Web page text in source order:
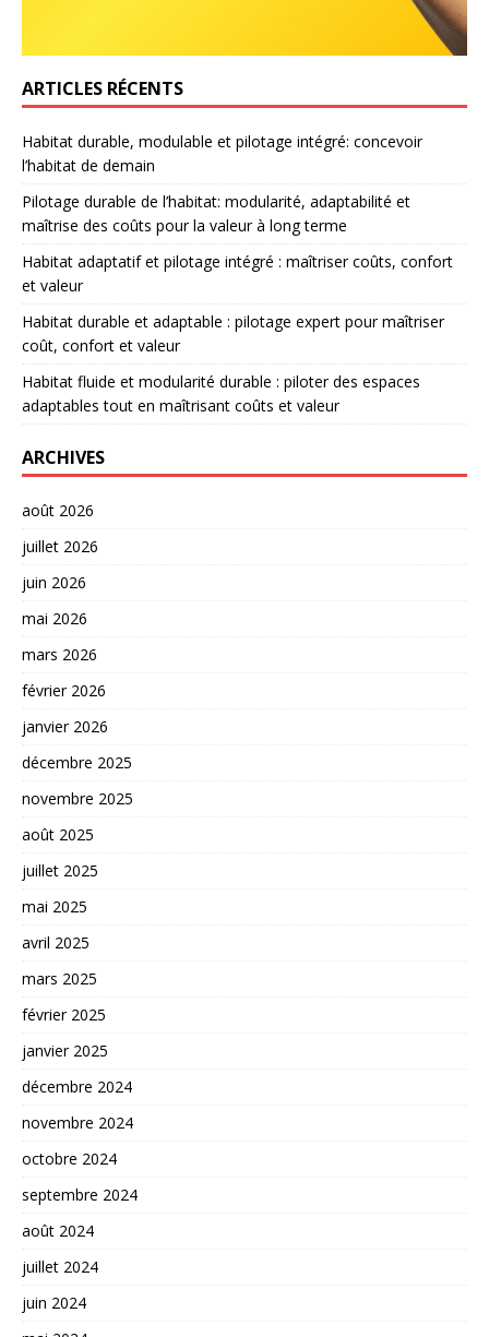
ARTICLES RÉCENTS
Habitat durable, modulable et pilotage intégré: concevoir
l’habitat de demain
Pilotage durable de l’habitat: modularité, adaptabilité et
maîtrise des coûts pour la valeur à long terme
Habitat adaptatif et pilotage intégré : maîtriser coûts, confort
et valeur
Habitat durable et adaptable : pilotage expert pour maîtriser
coût, confort et valeur
Habitat fluide et modularité durable : piloter des espaces
adaptables tout en maîtrisant coûts et valeur
ARCHIVES
août 2026
juillet 2026
juin 2026
mai 2026
mars 2026
février 2026
janvier 2026
décembre 2025
novembre 2025
août 2025
juillet 2025
mai 2025
avril 2025
mars 2025
février 2025
janvier 2025
décembre 2024
novembre 2024
octobre 2024
septembre 2024
août 2024
juillet 2024
juin 2024